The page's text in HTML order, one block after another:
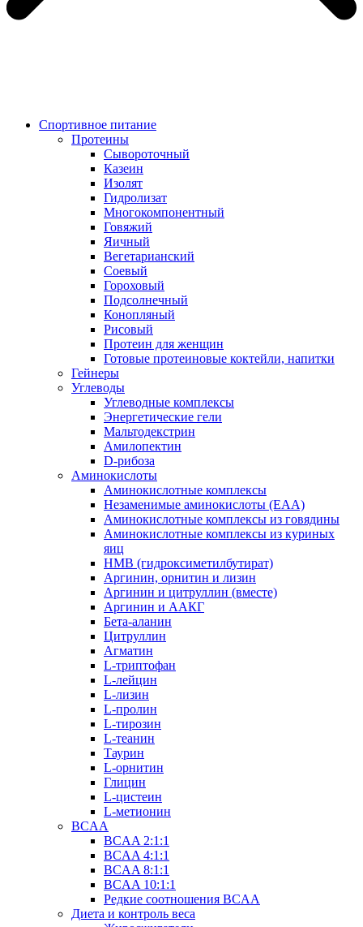
Спортивное питание
Протеины
Сывороточный
Казеин
Изолят
Гидролизат
Многокомпонентный
Говяжий
Яичный
Вегетарианский
Соевый
Гороховый
Подсолнечный
Конопляный
Рисовый
Протеин для женщин
Готовые протеиновые коктейли, напитки
Гейнеры
Углеводы
Углеводные комплексы
Энергетические гели
Мальтодекстрин
Амилопектин
D-рибоза
Аминокислоты
Аминокислотные комплексы
Незаменимые аминокислоты (EAA)
Аминокислотные комплексы из говядины
Аминокислотные комплексы из куриных
яиц
HMB (гидроксиметилбутират)
Аргинин, орнитин и лизин
Аргинин и цитруллин (вместе)
Аргинин и ААКГ
Бета-аланин
Цитруллин
Агматин
L-триптофан
L-лейцин
L-лизин
L-пролин
L-тирозин
L-теанин
Таурин
L-орнитин
Глицин
L-цистеин
L-метионин
BCAA
BCAA 2:1:1
BCAA 4:1:1
BCAA 8:1:1
BCAA 10:1:1
Редкие соотношения BCAA
Диета и контроль веса